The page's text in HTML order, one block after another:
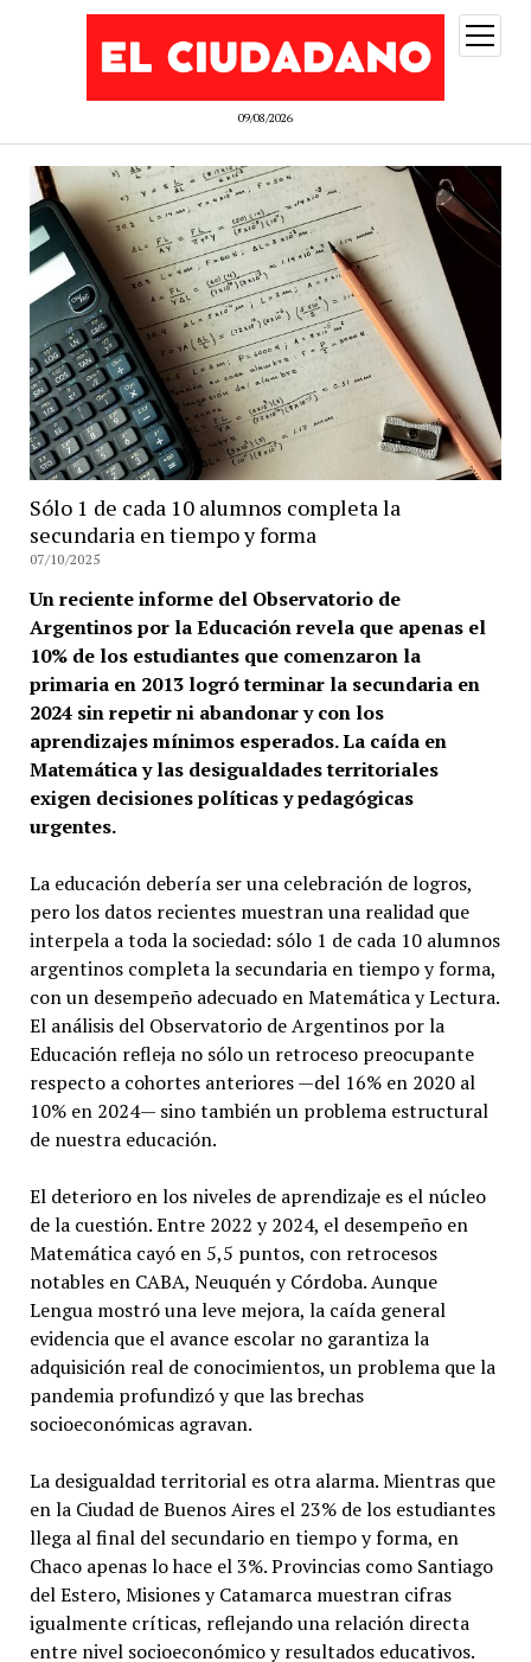
09/08/2026
abrir
menú
Sólo 1 de cada 10 alumnos completa la
secundaria en tiempo y forma
07/10/2025
Un reciente informe del Observatorio de
Argentinos por la Educación revela que apenas el
10% de los estudiantes que comenzaron la
primaria en 2013 logró terminar la secundaria en
2024 sin repetir ni abandonar y con los
aprendizajes mínimos esperados. La caída en
Matemática y las desigualdades territoriales
exigen decisiones políticas y pedagógicas
urgentes.
La educación debería ser una celebración de logros,
pero los datos recientes muestran una realidad que
interpela a toda la sociedad: sólo 1 de cada 10 alumnos
argentinos completa la secundaria en tiempo y forma,
con un desempeño adecuado en Matemática y Lectura.
El análisis del Observatorio de Argentinos por la
Educación refleja no sólo un retroceso preocupante
respecto a cohortes anteriores —del 16% en 2020 al
10% en 2024— sino también un problema estructural
de nuestra educación.
El deterioro en los niveles de aprendizaje es el núcleo
de la cuestión. Entre 2022 y 2024, el desempeño en
Matemática cayó en 5,5 puntos, con retrocesos
notables en CABA, Neuquén y Córdoba. Aunque
Lengua mostró una leve mejora, la caída general
evidencia que el avance escolar no garantiza la
adquisición real de conocimientos, un problema que la
pandemia profundizó y que las brechas
socioeconómicas agravan.
La desigualdad territorial es otra alarma. Mientras que
en la Ciudad de Buenos Aires el 23% de los estudiantes
llega al final del secundario en tiempo y forma, en
Chaco apenas lo hace el 3%. Provincias como Santiago
del Estero, Misiones y Catamarca muestran cifras
igualmente críticas, reflejando una relación directa
entre nivel socioeconómico y resultados educativos.